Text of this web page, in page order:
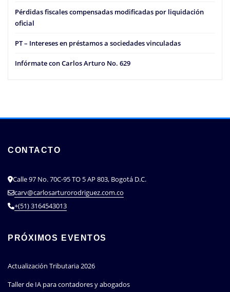
Pérdidas fiscales compensadas modificadas por liquidación
oficial
PT – Intereses en préstamos a sociedades vinculadas
Infórmate con Carlos Arturo No. 629
CONTACTO
Calle 97 No. 70C-95 TO 5 AP 803, Bogotá D.C.
carv@carlosarturorodriguez.com.co
+(51) 3164543013
PRÓXIMOS EVENTOS
Actualización Tributaria 2026
Taller de IA para contadores y abogados